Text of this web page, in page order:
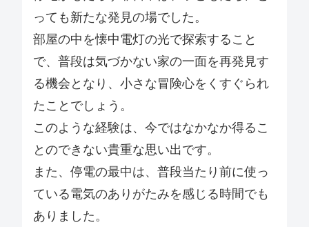
っても新たな発見の場でした。
部屋の中を懐中電灯の光で探索すること
で、普段は気づかない家の一面を再発見す
る機会となり、小さな冒険心をくすぐられ
たことでしょう。
このような経験は、今ではなかなか得るこ
とのできない貴重な思い出です。
また、停電の最中は、普段当たり前に使っ
ている電気のありがたみを感じる時間でも
ありました。